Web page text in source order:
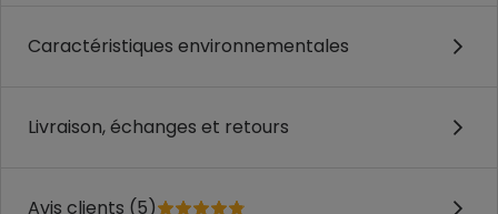
Caractéristiques environnementales
Livraison, échanges et retours
Avis clients (5)